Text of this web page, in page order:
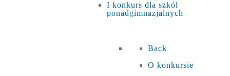
I konkurs dla szkół
ponadgimnazjalnych
Back
O konkursie